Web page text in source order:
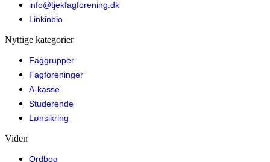
info@tjekfagforening.dk
Linkinbio
Nyttige kategorier
Faggrupper
Fagforeninger
A-kasse
Studerende
Lønsikring
Viden
Ordbog